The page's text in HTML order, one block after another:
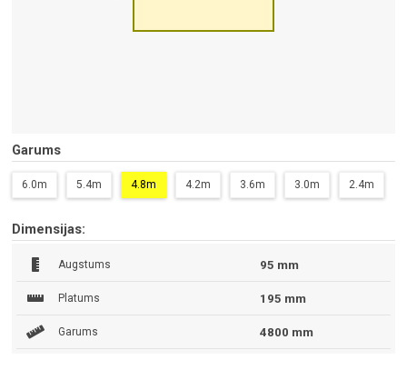
Garums
6.0m 5.4m 4.8m 4.2m 3.6m 3.0m 2.4m
Dimensijas:
Augstums 95 mm
Platums 195 mm
Garums 4800 mm